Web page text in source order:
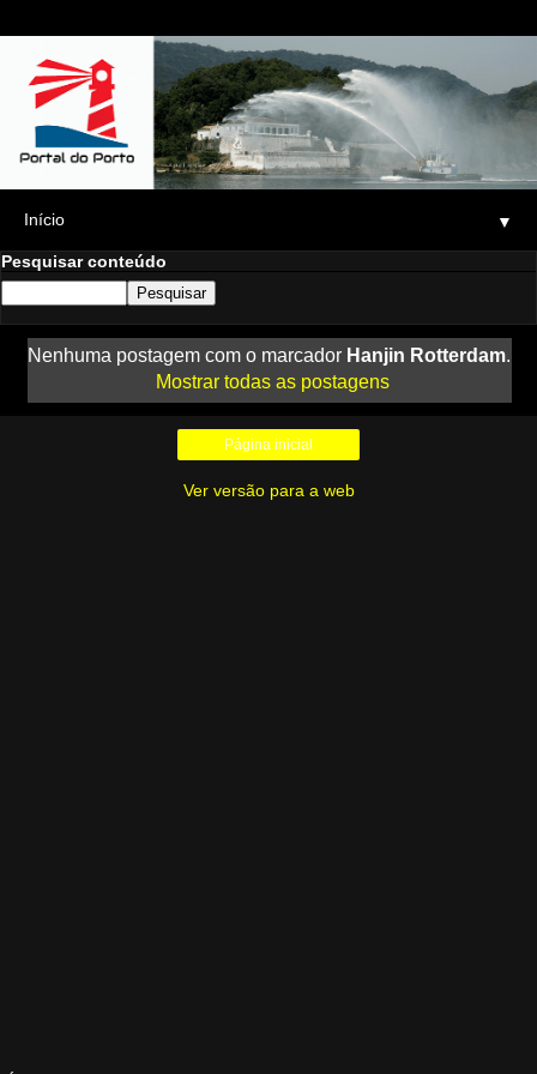
▼
Pesquisar conteúdo
Nenhuma postagem com o marcador Hanjin Rotterdam.
Mostrar todas as postagens
Página inicial
Ver versão para a web